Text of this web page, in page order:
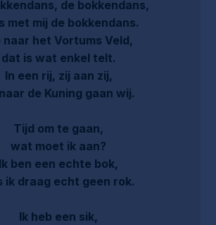
de bokkendans,
met mij de bokkendans.
naar het Vortums Veld,
dat is wat enkel telt.
In een rij, zij aan zij,
de Kuning gaan wij.
Tijd om te gaan,
wat moet ik aan?
Ik ben een echte bok,
ik draag echt geen rok.
Ik heb een sik,